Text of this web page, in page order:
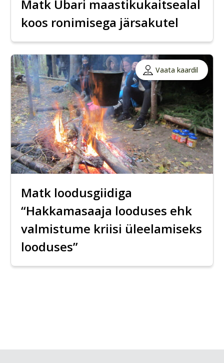
Matk Ubari maastikukaitsealal
koos ronimisega järsakutel
Vaata kaardil
Matk loodusgiidiga
“Hakkamasaaja looduses ehk
valmistume kriisi üleelamiseks
looduses”